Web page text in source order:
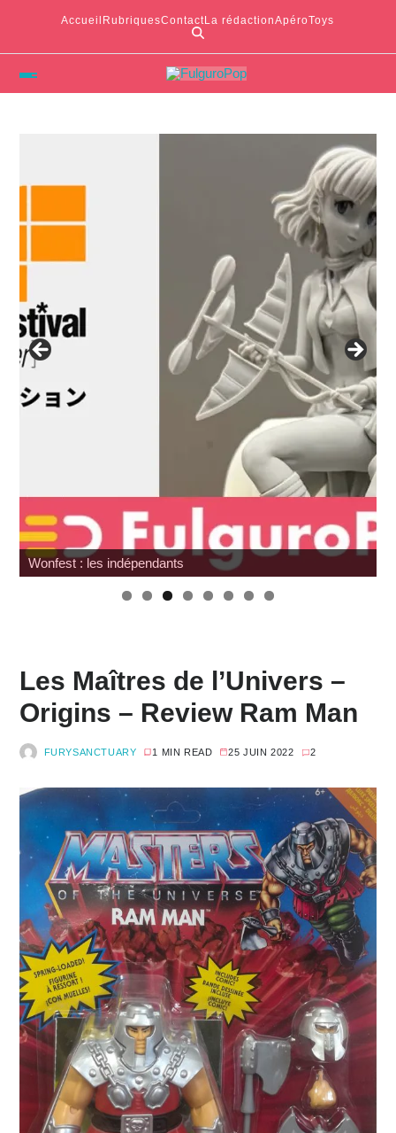
Accueil RubriquesContactLa rédactionApéroToys
Wonfest : les indépendants
Les Maîtres de l’Univers –
Origins – Review Ram Man
FURYSANCTUARY 1 MIN READ 25 JUIN 2022 2